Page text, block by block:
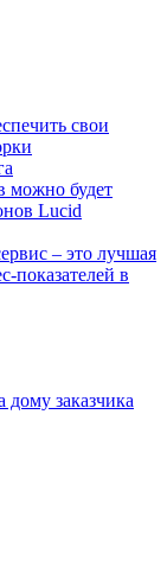
свои
можно будет
Lucid
– это лучшая
показателей в
заказчика